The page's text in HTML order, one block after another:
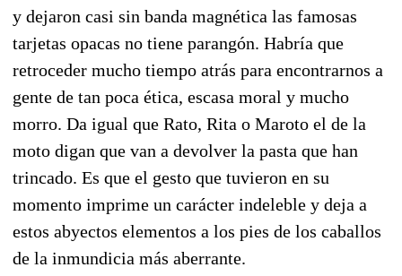
y dejaron casi sin banda magnética las famosas
tarjetas opacas no tiene parangón. Habría que
retroceder mucho tiempo atrás para encontrarnos a
gente de tan poca ética, escasa moral y mucho
morro. Da igual que Rato, Rita o Maroto el de la
moto digan que van a devolver la pasta que han
trincado. Es que el gesto que tuvieron en su
momento imprime un carácter indeleble y deja a
estos abyectos elementos a los pies de los caballos
de la inmundicia más aberrante.